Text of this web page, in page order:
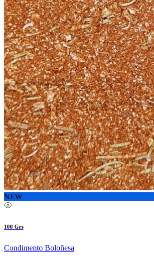
NEW
100 Grs
Condimento Boloñesa